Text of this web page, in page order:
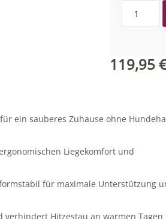
119,95
ein sauberes Zuhause ohne
Liegekomfort und
formstabil für maximale Unterstützung
verhindert Hitzestau an warmen Tagen